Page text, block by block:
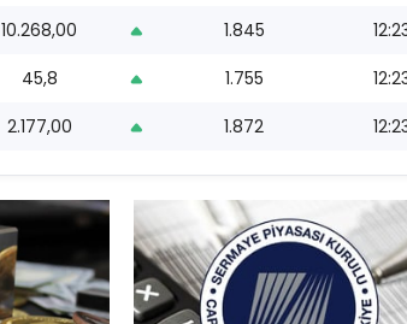
10.268,00 1.845
45,8 1.755
2.177,00 1.872